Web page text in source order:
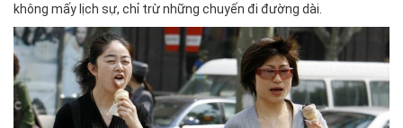
không mấy lịch sự, chỉ trừ những chuyến đi đường dài.